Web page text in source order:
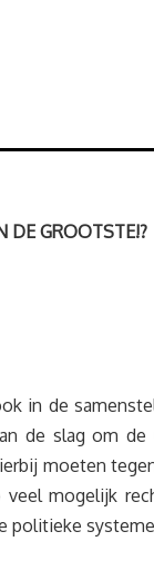
DE GROOTSTE!?
in de
de slag om
moeten
mogelijk
politieke